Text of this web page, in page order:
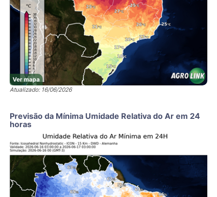
Ver mapa
Atualizado: 16/06/2026
Previsão da Mínima Umidade Relativa do Ar em 24
horas